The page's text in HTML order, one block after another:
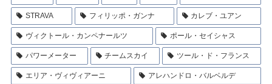
STRAVA フィリッポ・ガンナ カレブ・ユアン
ヴィクトール・カンペナールツ ポール・セイシャス
パワーメーター チームスカイ ツール・ド・フランス
エリア・ヴィヴィアーニ アレハンドロ・バルベルデ